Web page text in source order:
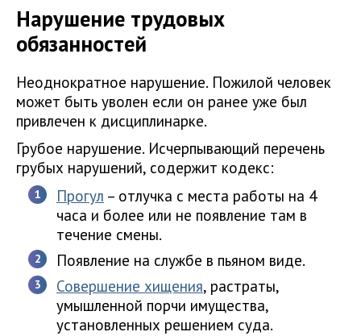
Нарушение трудовых
обязанностей
Неоднократное нарушение. Пожилой человек
может быть уволен если он ранее уже был
привлечен к дисциплинарке.
Грубое нарушение. Исчерпывающий перечень
грубых нарушений, содержит кодекс:
Прогул – отлучка с места работы на 4
часа и более или не появление там в
течение смены.
Появление на службе в пьяном виде.
Совершение хищения, растраты,
умышленной порчи имущества,
установленных решением суда.